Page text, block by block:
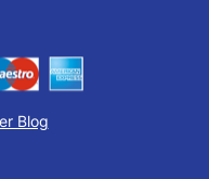
Blog